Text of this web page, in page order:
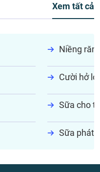
Xem tất cả
Niềng
Cười hở lợi
Sữa cho
Sữa phát